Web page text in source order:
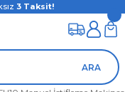
3 Taksit!
ARA